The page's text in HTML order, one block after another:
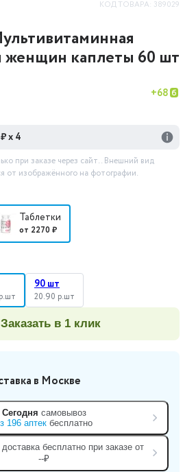
КОД ТОВАРА: 389029
женщин каплеты 60 шт
+68
₽ х 4
при заказе через сайт. . Внешний вид
от изображённого на фотографии.
Таблетки
от 2270 ₽
90 шт
20.90 р.шт
заказать в 1 клик
в Москве
Сегодня самовывоз
196 аптек бесплатно
, доставка бесплатно при заказе от
--₽